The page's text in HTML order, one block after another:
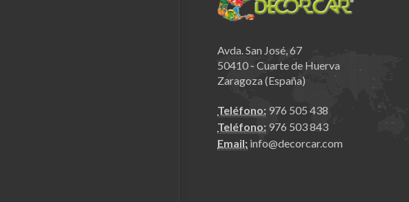
Avda. San José, 67
50410 - Cuarte de Huerva
Zaragoza (España)
Teléfono: 976 505 438
Teléfono: 976 503 843
Email: info@decorcar.com